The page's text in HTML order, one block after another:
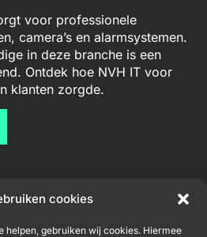
cookies
helpen, gebruiken wij cookies. Hiermee
voor professionele
camera’s en alarmsystemen.
in deze branche is een
Ontdek hoe NVH IT voor
klanten zorgde.